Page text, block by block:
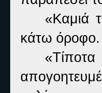
«Καμιά
κάτω όροφο.